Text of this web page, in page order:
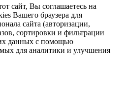
сайт, Вы соглашаетесь на
Вашего браузера для
сайта (авторизации,
сортировки и фильтрации
данных с помощью
для аналитики и улучшения